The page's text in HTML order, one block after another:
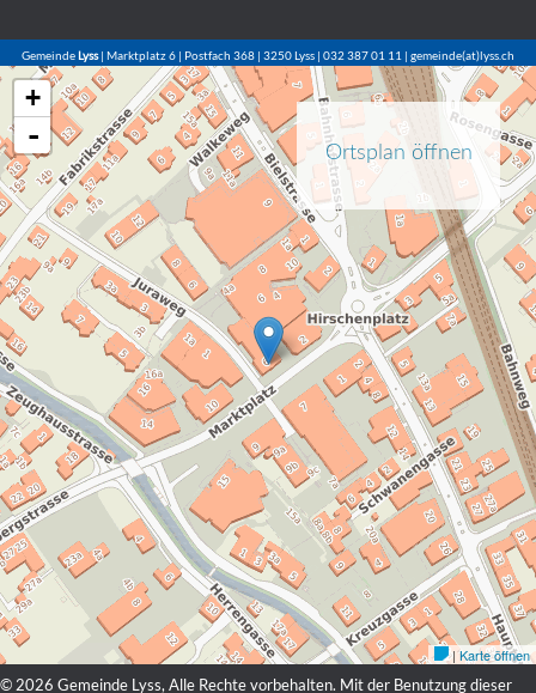
GemeindeLyss| Marktplatz 6 | Postfach 368 | 3250 Lyss | 032 387 01 11 | gemeinde(at)lyss.ch
© 2026 Gemeinde Lyss, Alle Rechte vorbehalten. Mit der Benutzung dieser